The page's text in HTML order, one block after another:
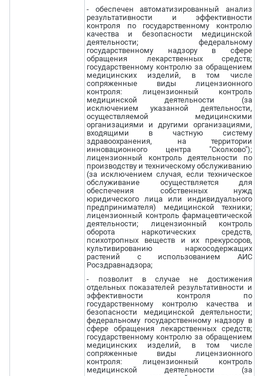
- обеспечен автоматизированный анализ
результативности и эффективности
контроля по государственному контролю
качества и безопасности медицинской
деятельности; федеральному
государственному надзору в сфере
обращения лекарственных средств;
государственному контролю за обращением
медицинских изделий, в том числе
сопряженные виды лицензионного
контроля: лицензионный контроль
медицинской деятельности (за
исключением указанной деятельности,
осуществляемой медицинскими
организациями и другими организациями,
входящими в частную систему
здравоохранения, на территории
инновационного центра "Сколково");
лицензионный контроль деятельности по
производству и техническому обслуживанию
(за исключением случая, если техническое
обслуживание осуществляется для
обеспечения собственных нужд
юридического лица или индивидуального
предпринимателя) медицинской техники;
лицензионный контроль фармацевтической
деятельности; лицензионный контроль
оборота наркотических средств,
психотропных веществ и их прекурсоров,
культивированию наркосодержащих
растений с использованием АИС
Росздравнадзора;
- позволит в случае не достижения
отдельных показателей результативности и
эффективности контроля по
государственному контролю качества и
безопасности медицинской деятельности;
федеральному государственному надзору в
сфере обращения лекарственных средств;
государственному контролю за обращением
медицинских изделий, в том числе
сопряженные виды лицензионного
контроля: лицензионный контроль
медицинской деятельности (за